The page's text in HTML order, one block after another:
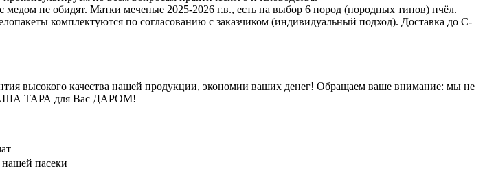
не обидят. Матки меченые 2025-2026 г.в., есть на выбор 6 пород (породных типов) пчёл.
комплектуются по согласованию с заказчиком (индивидуальный подход). Доставка до С-
высокого качества нашей продукции, экономии ваших денег! Обращаем ваше внимание: мы не
НАША ТАРА для Вас ДАРОМ!
пасеки